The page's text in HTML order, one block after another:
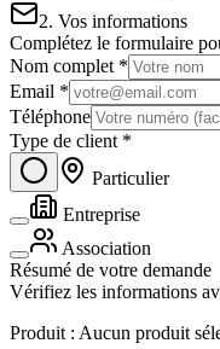
2. Vos informations
Complétez le formulaire
Nom complet *
Email *
Téléphone
Type de client *
Particulier
Entreprise
Association
Résumé de votre demande
Vérifiez les informations
Produit : Aucun produit